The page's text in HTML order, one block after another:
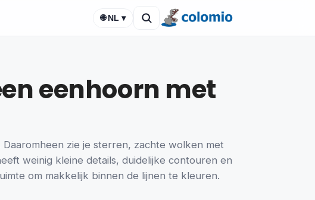
🌐 NL ▾
eenhoorn met
zie je sterren, zachte wolken met
weinig kleine details, duidelijke contouren en
om makkelijk binnen de lijnen te kleuren.